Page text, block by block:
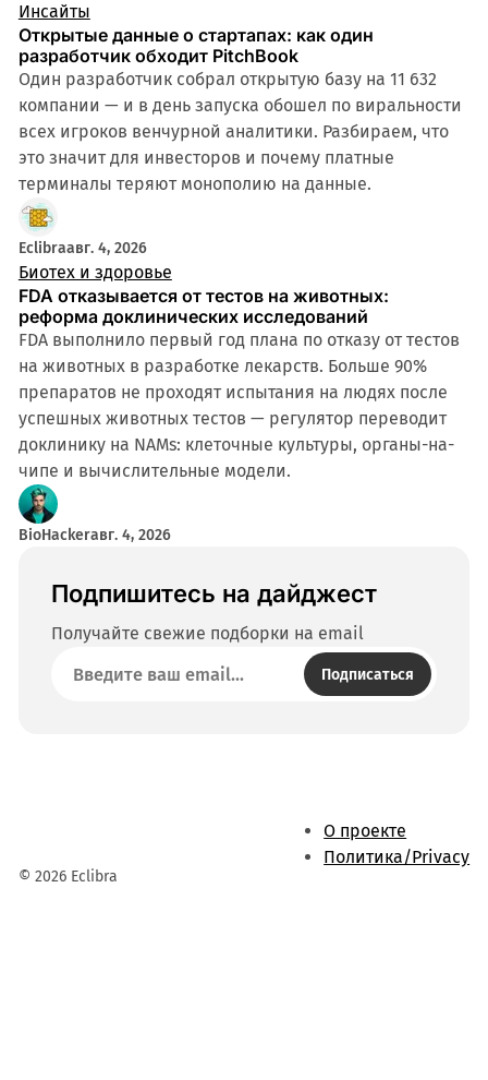
Инсайты
Открытые данные о стартапах: как один
разработчик обходит PitchBook
Один разработчик собрал открытую базу на 11 632
компании — и в день запуска обошел по виральности
всех игроков венчурной аналитики. Разбираем, что
это значит для инвесторов и почему платные
терминалы теряют монополию на данные.
Eclibraавг. 4, 2026
Биотех и здоровье
FDA отказывается от тестов на животных:
реформа доклинических исследований
FDA выполнило первый год плана по отказу от тестов
на животных в разработке лекарств. Больше 90%
препаратов не проходят испытания на людях после
успешных животных тестов — регулятор переводит
доклинику на NAMs: клеточные культуры, органы-на-
чипе и вычислительные модели.
BioHackerавг. 4, 2026
Подпишитесь на дайджест
Получайте свежие подборки на email
Подписаться
© 2026 Eclibra
О проекте
Политика/Privacy